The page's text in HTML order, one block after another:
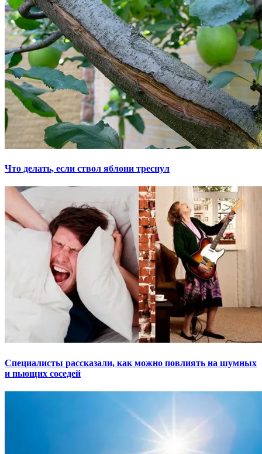
Что делать, если ствол яблони треснул
Специалисты рассказали, как можно повлиять на шумных
и пьющих соседей